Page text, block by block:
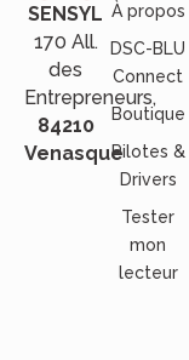
SENSYL
170 All.
des
Entrepreneurs,
84210
Venasque
À propos
DSC-BLU
Connect
Boutique
Pilotes &
Drivers
Tester
mon
lecteur